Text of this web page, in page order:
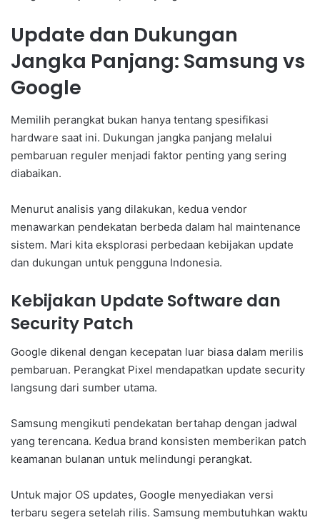
Update dan Dukungan
Jangka Panjang: Samsung vs
Google
Memilih perangkat bukan hanya tentang spesifikasi
hardware saat ini. Dukungan jangka panjang melalui
pembaruan reguler menjadi faktor penting yang sering
diabaikan.
Menurut analisis yang dilakukan, kedua vendor
menawarkan pendekatan berbeda dalam hal maintenance
sistem. Mari kita eksplorasi perbedaan kebijakan update
dan dukungan untuk pengguna Indonesia.
Kebijakan Update Software dan
Security Patch
Google dikenal dengan kecepatan luar biasa dalam merilis
pembaruan. Perangkat Pixel mendapatkan update security
langsung dari sumber utama.
Samsung mengikuti pendekatan bertahap dengan jadwal
yang terencana. Kedua brand konsisten memberikan patch
keamanan bulanan untuk melindungi perangkat.
Untuk major OS updates, Google menyediakan versi
terbaru segera setelah rilis. Samsung membutuhkan waktu